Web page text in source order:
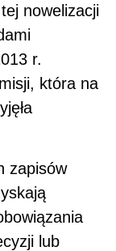
nowelizacji
r.
która na
zapisów
lub